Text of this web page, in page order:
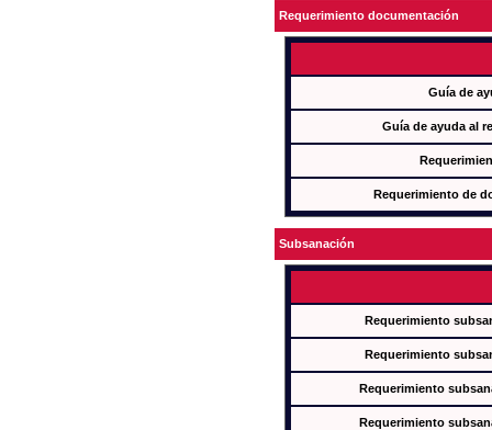
Requerimiento documentación
Guía de
Guía de ayuda al
Requerimiento de
Subsanación
Requerimiento
Requerimiento
Requerimiento
Requerimiento